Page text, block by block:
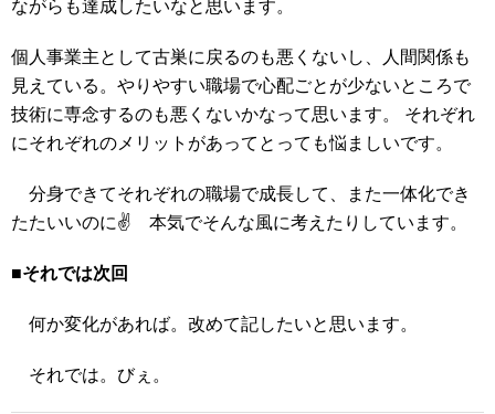
ながらも達成したいなと思います。
個人事業主として古巣に戻るのも悪くないし、人間関係も
見えている。やりやすい職場で心配ごとが少ないところで
技術に専念するのも悪くないかなって思います。 それぞれ
にそれぞれのメリットがあってとっても悩ましいです。
分身できてそれぞれの職場で成長して、また一体化でき
たたいいのに✌ 本気でそんな風に考えたりしています。
■それでは次回
何か変化があれば。改めて記したいと思います。
それでは。びぇ。